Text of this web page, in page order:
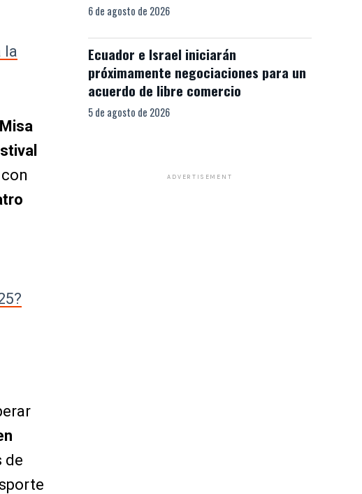
la
Misa
de
6 de agosto de 2026
Ecuador e Israel iniciarán
próximamente negociaciones para un
acuerdo de libre comercio
5 de agosto de 2026
ADVERTISEMENT